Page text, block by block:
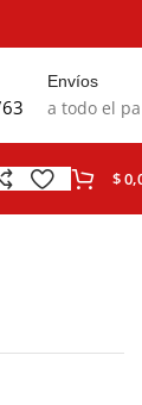
Envíos
a todo el
$